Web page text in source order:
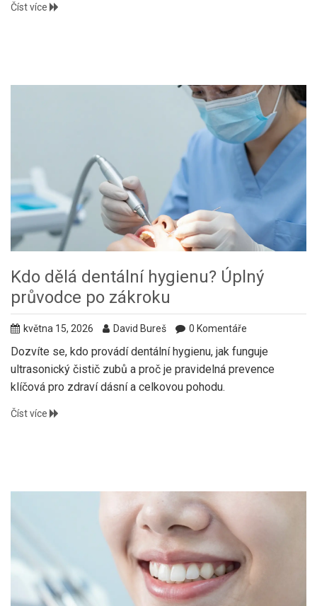
Číst více
Kdo dělá dentální hygienu? Úplný
průvodce po zákroku
května 15, 2026 David Bureš 0 Komentáře
Dozvíte se, kdo provádí dentální hygienu, jak funguje
ultrasonický čistič zubů a proč je pravidelná prevence
klíčová pro zdraví dásní a celkovou pohodu.
Číst více